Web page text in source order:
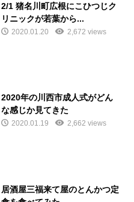
2/1 猪名川町広根にこひつじク
リニックが若葉から...
2020.01.20 2,672 views
2020年の川西市成人式がどん
な感じか見てきた
2020.01.19 2,662 views
居酒屋三福来て屋のとんかつ定